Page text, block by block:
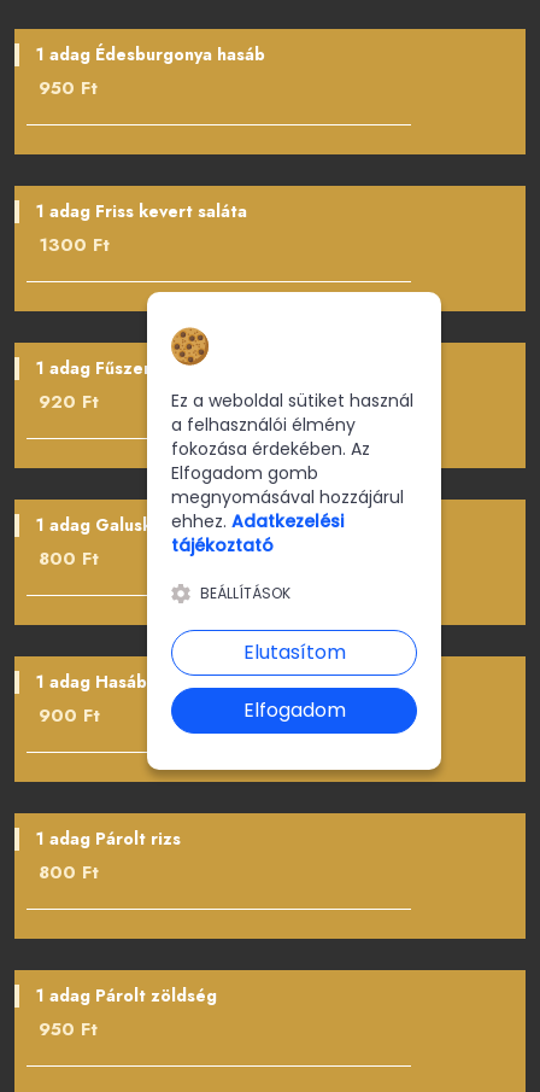
1 adag Édesburgonya hasáb
950 Ft
1 adag Friss kevert saláta
1300 Ft
1 adag Fűszeres Steak burgonya
920 Ft
1 adag Galuska
800 Ft
1 adag Hasábburgonya
900 Ft
1 adag Párolt rizs
800 Ft
1 adag Párolt zöldség
950 Ft
Ez a weboldal sütiket használ
a felhasználói élmény
fokozása érdekében. Az
Elfogadom gomb
megnyomásával hozzájárul
ehhez. Adatkezelési
tájékoztató
BEÁLLÍTÁSOK
Elutasítom
Elfogadom